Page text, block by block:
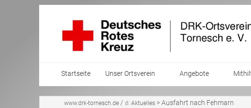
Startseite Unser Ortsverein
Mitglied werden
Angebote
BlutspendedienstZeit
www.drk-tornesch.de / 6: Aktuelles >Ausfahrt nach Fehmarn